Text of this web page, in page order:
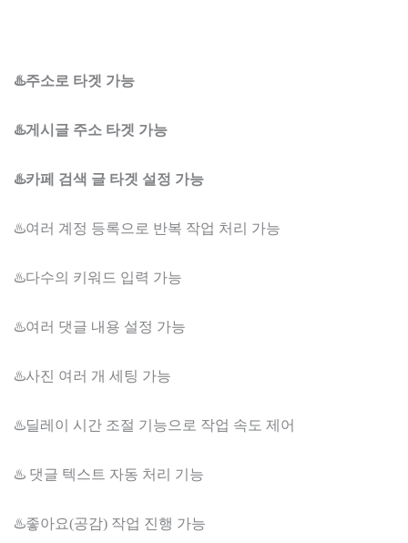
♨️주소로 타겟 가능
♨️게시글 주소 타겟 가능
♨️카페 검색 글 타겟 설정 가능
♨️여러 계정 등록으로 반복 작업 처리 가능
♨️다수의 키워드 입력 가능
♨️여러 댓글 내용 설정 가능
♨️사진 여러 개 세팅 가능
♨️딜레이 시간 조절 기능으로 작업 속도 제어
♨️ 댓글 텍스트 자동 처리 기능
♨️좋아요(공감) 작업 진행 가능